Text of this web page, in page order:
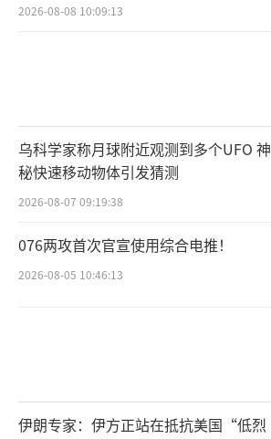
2026-08-08 10:09:13
乌科学家称月球附近观测到多个UFO 神
秘快速移动物体引发猜测
2026-08-07 09:19:38
076两攻首次官宣使用综合电推！
2026-08-05 10:46:13
伊朗专家：伊方正站在抵抗美国“低烈